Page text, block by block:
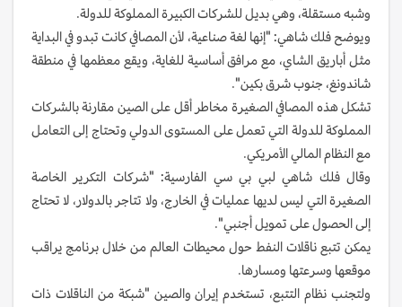
وشبه مستقلة، وهي بديل للشركات الكبيرة المملوكة للدولة.
ويوضح فلك شاهي: "إنها لغة صناعية، لأن المصافي كانت تبدو في البداية
مثل أباريق الشاي، مع مرافق أساسية للغاية، ويقع معظمها في منطقة
شاندونغ، جنوب شرق بكين".
تشكل هذه المصافي الصغيرة مخاطر أقل على الصين مقارنة بالشركات
المملوكة للدولة التي تعمل على المستوى الدولي وتحتاج إلى التعامل
مع النظام المالي الأمريكي.
وقال فلك شاهي لبي بي سي الفارسية: "شركات التكرير الخاصة
الصغيرة التي ليس لديها عمليات في الخارج، ولا تتاجر بالدولار، لا تحتاج
إلى الحصول على تمويل أجنبي".
يمكن تتبع ناقلات النفط حول محيطات العالم من خلال برنامج يراقب
موقعها وسرعتها ومسارها.
ولتجنب نظام التتبع، تستخدم إيران والصين "شبكة من الناقلات ذات